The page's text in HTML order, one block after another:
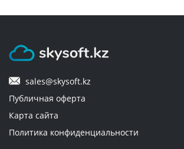
7. Можно ли вернуть
8. Я приобрел в вашем магазине
365 Personal. В описании указано,
можно активировать на 5 разных
После активации на первом
попытке провести ту же
втором устройстве появляется
sales@skysoft.kz
Публичная оферта
Карта сайта
Политика конфиденциальности